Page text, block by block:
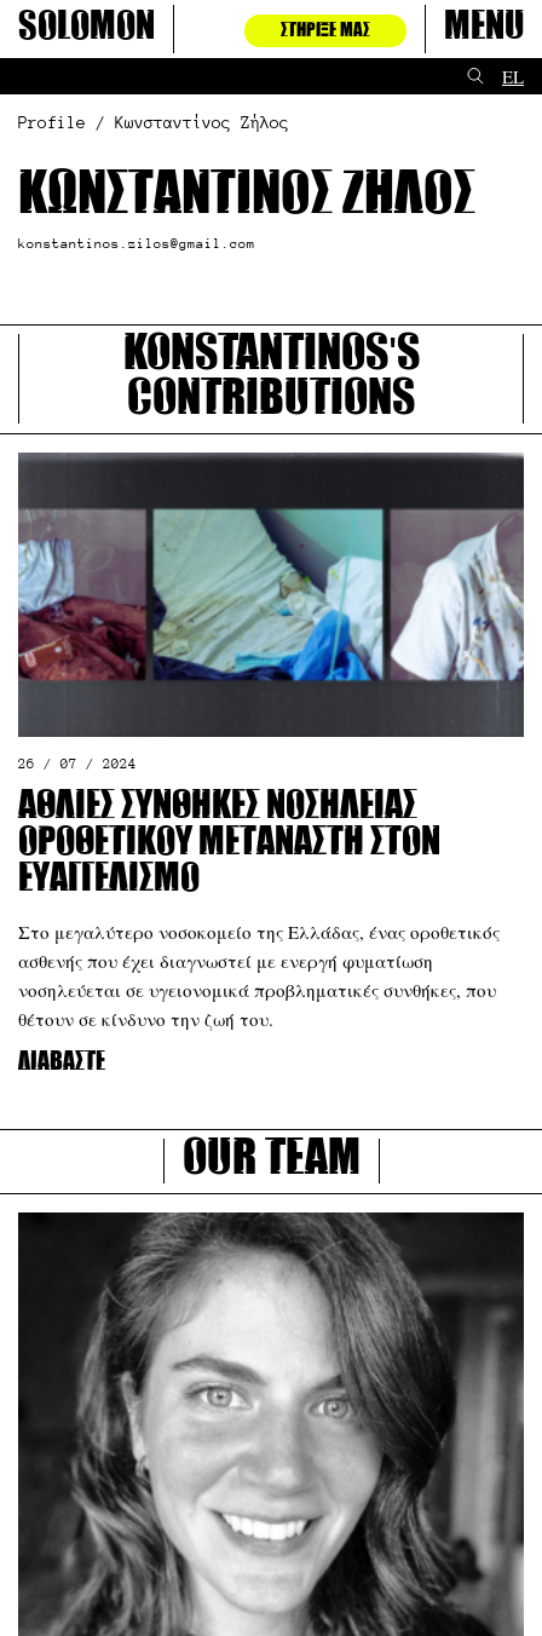
Μετάβαση
στοSolomon ΣΤΉΡΙΞΈ ΜΑΣ Menu
EL
Profile / Κωνσταντίνος Ζήλος
Κωνσταντίνος Ζήλος
konstantinos.zilos@gmail.com
Konstantinos's
contributions
26 / 07 / 2024
Άθλιες συνθήκες νοσηλείας
οροθετικού μετανάστη στον
Ευαγγελισμό
Στο μεγαλύτερο νοσοκομείο της Ελλάδας, ένας οροθετικός
ασθενής που έχει διαγνωστεί με ενεργή φυματίωση
νοσηλεύεται σε υγειονομικά προβληματικές συνθήκες, που
θέτουν σε κίνδυνο την ζωή του.
Διαβάστε
Our Team